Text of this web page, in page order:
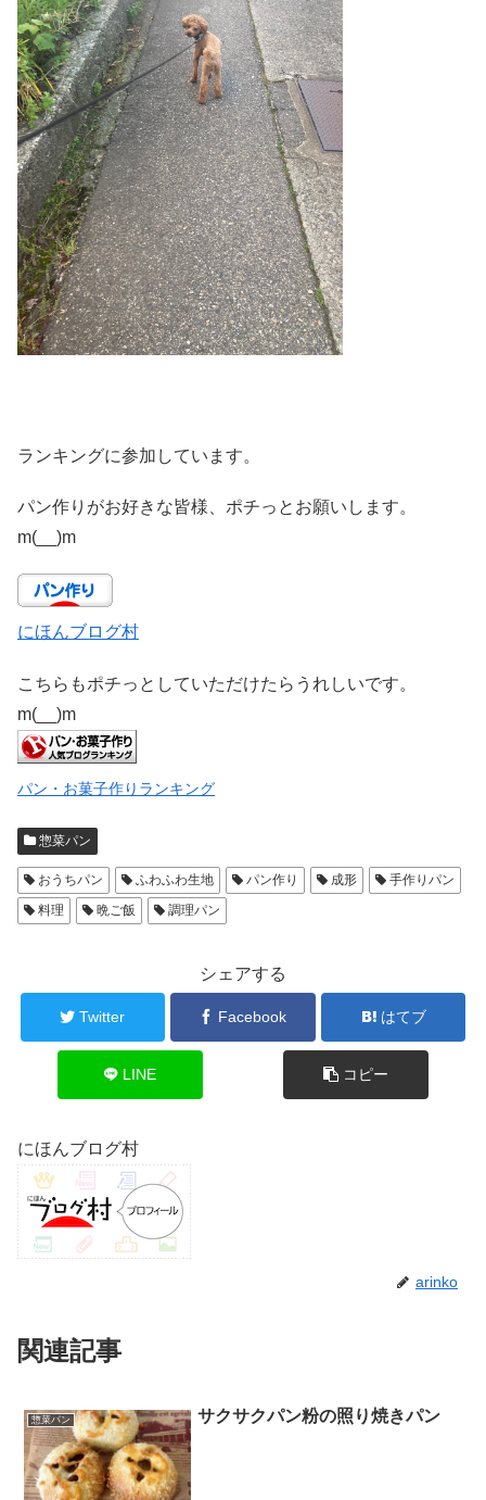
ランキングに参加しています。
パン作りがお好きな皆様、ポチっとお願いします。
m(__)m
にほんブログ村
こちらもポチっとしていただけたらうれしいです。
m(__)m
パン・お菓子作りランキング
惣菜パン
おうちパン ふわふわ生地 パン作り 成形
手作りパン
料理
晩ご飯 調理パン
シェアする
Twitter Facebook はてブ
LINE コピー
にほんブログ村
arinko
関連記事
惣菜パン サクサクパン粉の照り焼きパン